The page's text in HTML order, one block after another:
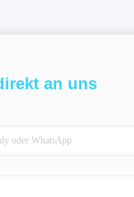
an uns